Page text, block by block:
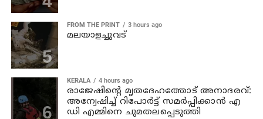
FROM THE PRINT 3 hours ago
മലയാളച്ചുവട്
KERALA 4 hours ago
രാജേഷിന്റെ മൃതദേഹത്തോട് അനാദരവ്:
അന്വേഷിച്ച് റിപോര്‍ട്ട് സമര്‍പ്പിക്കാന്‍ എ
ഡി എമ്മിനെ ചുമതലപ്പെടുത്തി